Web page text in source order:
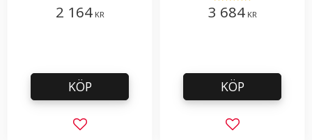
2 164KR
Lägg till i favoriter
KÖP
3 684KR
Lägg till i
KÖP